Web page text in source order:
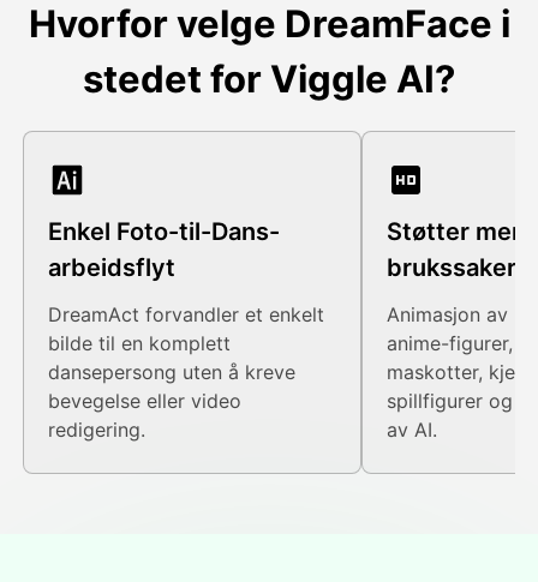
Hvorfor velge DreamFace i
stedet for Viggle AI?
Enkel Foto-til-Dans-
arbeidsflyt
DreamAct forvandler et enkelt
bilde til en komplett
dansepersong uten å kreve
bevegelse eller video
redigering.
Støtter mer
brukssaker
Animasjon av
anime-figurer,
maskotter,
spillfigurer og
av AI.